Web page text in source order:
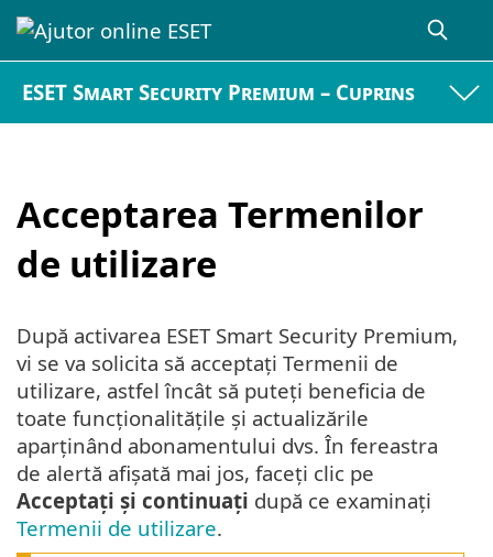
ESET Smart Security Premium – Cuprins
Acceptarea Termenilor
de utilizare
După activarea ESET Smart Security Premium,
vi se va solicita să acceptați Termenii de
utilizare, astfel încât să puteți beneficia de
toate funcționalitățile și actualizările
aparținând abonamentului dvs. În fereastra
de alertă afișată mai jos, faceți clic pe
Acceptați și continuați după ce examinați
Termenii de utilizare.